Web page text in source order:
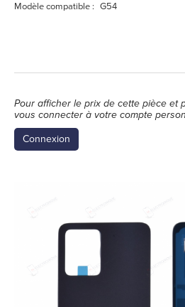
Modèle compatible : G54
Pour afficher le prix de cette pièce et
vous connecter à votre compte
Connexion